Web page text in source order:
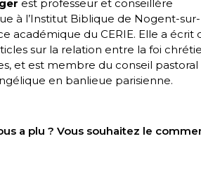
est professeur et conseillère
à l’Institut Biblique de Nogent-
académique du CERIE. Elle a écrit
sur la relation entre la foi
et est membre du conseil pastoral
en banlieue parisienne.
a plu ? Vous souhaitez le